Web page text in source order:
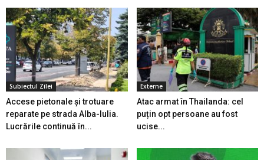
Subiectul Zilei
Accese pietonale și trotuare
reparate pe strada Alba-Iulia.
Lucrările continuă în...
Externe
Atac armat în Thailanda: cel
puțin opt persoane au fost
ucise...